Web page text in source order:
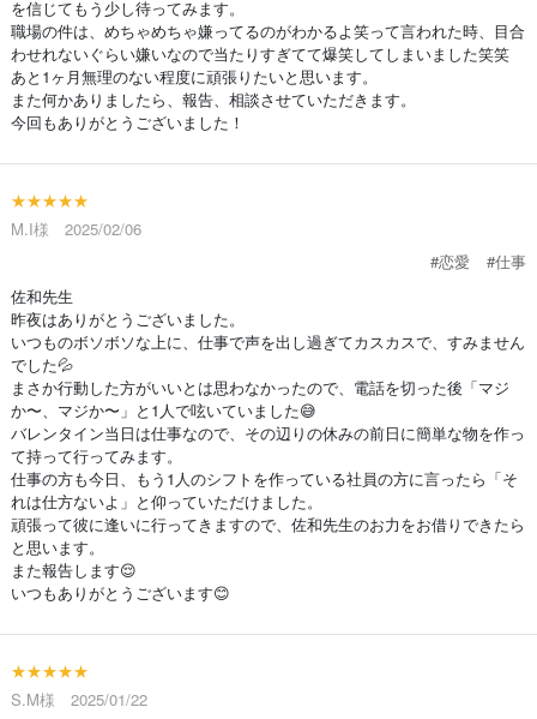
を信じてもう少し待ってみます。
職場の件は、めちゃめちゃ嫌ってるのがわかるよ笑って言われた時、目合
わせれないぐらい嫌いなので当たりすぎてて爆笑してしまいました笑笑
あと1ヶ月無理のない程度に頑張りたいと思います。
また何かありましたら、報告、相談させていただきます。
今回もありがとうございました！
★★★★★
M.I様 2025/02/06
#恋愛
#仕事
佐和先生
昨夜はありがとうございました。
いつものボソボソな上に、仕事で声を出し過ぎてカスカスで、すみません
でした💦
まさか行動した方がいいとは思わなかったので、電話を切った後「マジ
か〜、マジか〜」と1人で呟いていました😅
バレンタイン当日は仕事なので、その辺りの休みの前日に簡単な物を作っ
て持って行ってみます。
仕事の方も今日、もう1人のシフトを作っている社員の方に言ったら「そ
れは仕方ないよ」と仰っていただけました。
頑張って彼に逢いに行ってきますので、佐和先生のお力をお借りできたら
と思います。
また報告します😌
いつもありがとうございます😊
★★★★★
S.M様 2025/01/22